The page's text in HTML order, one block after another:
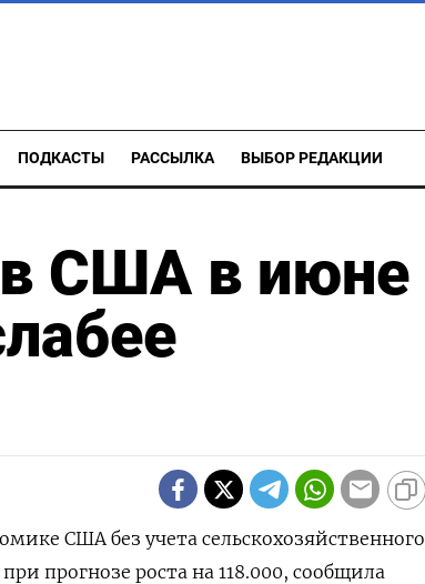
ПОДКАСТЫ РАССЫЛКА ВЫБОР РЕДАКЦИИ
в США в июне
США ​без ⁠учета сельскохозяйственного
прогнозе роста на ​118.000, ​сообщила